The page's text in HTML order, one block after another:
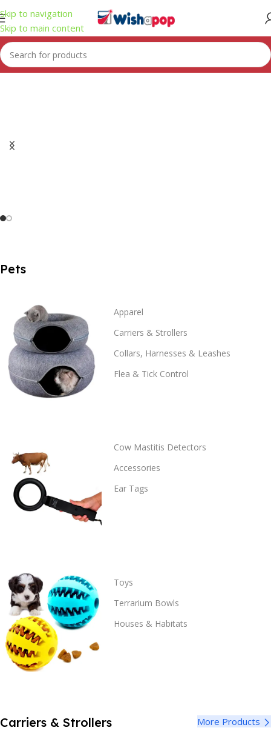
Skip to navigation
Skip to main content
compañero con lo mejor
Pets
Apparel
Carriers & Strollers
Collars, Harnesses & Leashes
Flea & Tick Control
Cow Mastitis Detectors
Accessories
Ear Tags
Toys
Terrarium Bowls
Houses & Habitats
Carriers & Strollers More Products